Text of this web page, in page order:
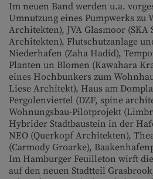
Im neuen Band werden u.a.
Umnutzung eines Pumpwerks zu
Architekten), JVA Glasmoor (SKA
Architekten), Flutschutzanlage
Niederhafen (Zaha Hadid),
Planten un Blomen (Kawahara
eines Hochbunkers zum
Liese Architekt), Haus am
Pergolenviertel (DZF, spine
Wohnungsbau-Pilotprojekt
Hybrider Stadtbaustein in der
NEO (Querkopf Architekten),
(Carmody Groarke),
Im Hamburger Feuilleton wirft
auf den neuen Stadtteil